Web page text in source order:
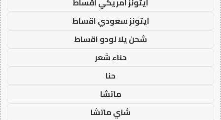
ايتونز سعودي اقساط
شحن يلا لودو اقساط
حناء شعر
حنا
ماتشا
شاي ماتشا